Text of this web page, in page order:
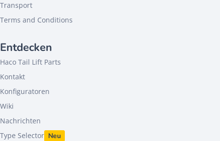
Transport
Terms and Conditions
Entdecken
Haco Tail Lift Parts
Kontakt
Konfiguratoren
Wiki
Nachrichten
Type Selector Neu